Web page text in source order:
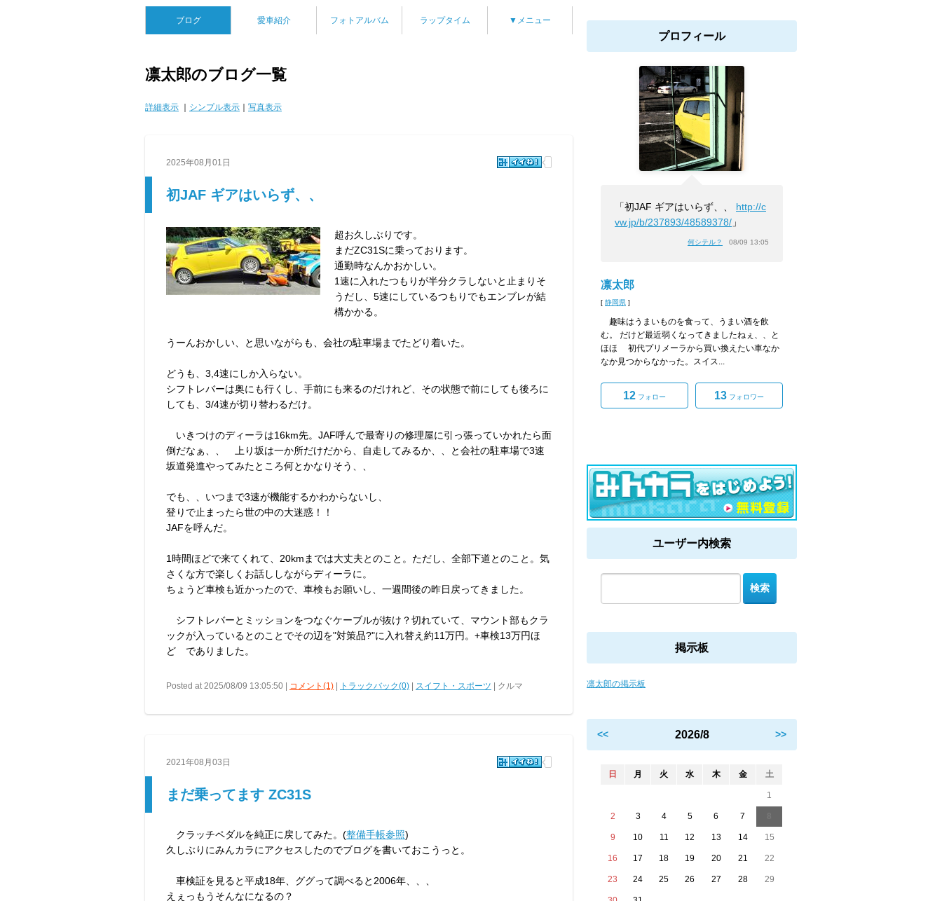
ブログ 愛車紹介 フォトアルバム ラップタイム ▼メニュー
凛太郎のブログ一覧
詳細表示 シンプル表示 写真表示
2025年08月01日
初JAF ギアはいらず、、
超お久しぶりです。
まだZC31Sに乗っております。
通勤時なんかおかしい。
1速に入れたつもりが半分クラしないと止まりそ
うだし、5速にしているつもりでもエンブレが結
構かかる。
うーんおかしい、と思いながらも、会社の駐車場までたどり着いた。
どうも、3,4速にしか入らない。
シフトレバーは奥にも行くし、手前にも来るのだけれど、その状態で前にしても後ろに
しても、3/4速が切り替わるだけ。
いきつけのディーラは16km先。JAF呼んで最寄りの修理屋に引っ張っていかれたら面
倒だなぁ、、 上り坂は一か所だけだから、自走してみるか、、と会社の駐車場で3速
坂道発進やってみたところ何とかなりそう、、
でも、、いつまで3速が機能するかわからないし、
登りで止まったら世の中の大迷惑！！
JAFを呼んだ。
1時間ほどで来てくれて、20kmまでは大丈夫とのこと。ただし、全部下道とのこと。気
さくな方で楽しくお話ししながらディーラに。
ちょうど車検も近かったので、車検もお願いし、一週間後の昨日戻ってきました。
シフトレバーとミッションをつなぐケーブルが抜け？切れていて、マウント部もクラ
ックが入っているとのことでその辺を"対策品?"に入れ替え約11万円。+車検13万円ほ
ど でありました。
Posted at 2025/08/09 13:05:50 | コメント(1) トラックバック(0) スイフト・スポーツ | クルマ
2021年08月03日
まだ乗ってます ZC31S
クラッチペダルを純正に戻してみた。(整備手帳参照)
久しぶりにみんカラにアクセスしたのでブログを書いておこうっと。
車検証を見ると平成18年、ググって調べると2006年、、、
えぇっもうそんなになるの？
プロフィール
「初JAF ギアはいらず、、 http://c
vw.jp/b/237893/48589378/ 」
何シテル？ 08/09 13:05
凛太郎
[ 静岡県 ]
趣味はうまいものを食って、うまい酒を飲
む。 だけど最近弱くなってきましたねぇ、、と
ほほ 初代プリメーラから買い換えたい車なか
なか見つからなかった。スイス...
12 フォロー 13 フォロワー
ユーザー内検索
掲示板
凛太郎の掲示板
<< 2026/8 >>
日 月 火 水 木 金 土
1
2 3 4 5 6 7
9 10 11 12 13 14 15
16 17 18 19 20 21 22
23 24 25 26 27 28 29